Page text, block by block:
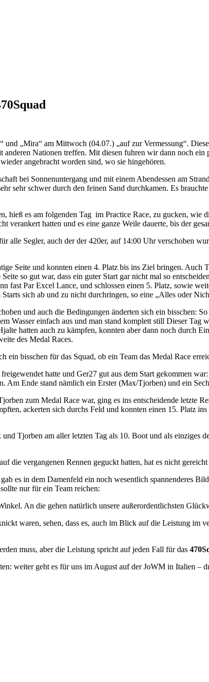
und „Mira“ am Mittwoch (04.07.) „auf zur Vermessung“.
anderen Nationen treffen. Mit diesen fuhren wir dann noch
angebracht worden sind, wo sie hingehören.
bei Sonnenuntergang und mit einem Abendessen am
sehr schwer durch den feinen Sand durchkamen. Es
hieß es am folgenden Tag im Practice Race, zu gucken,
verankert hatten und es eine ganze Weile dauerte, bis der
alle Segler, auch der der 420er, auf 14:00 Uhr verschoben
Seite und konnten einen 4. Platz bis ins Ziel bringen.
so gut war, dass ein guter Start gar nicht mal so
fast Par Excel Lance, und schlossen einen 5. Platz, sowie
sich ab und zu nicht durchringen, so eine „Alles oder
und auch die Bedingungen änderten sich ein bisschen:
Wasser einfach aus und man stand komplett still Dieser
hatten auch zu kämpfen, konnten aber dann noch durch
des Medal Races.
ein bisschen für das Squad, ob ein Team das Medal Race
hatte und Ger27 gut aus dem Start gekommen
Am Ende stand nämlich ein Erster (Max/Tjorben) und ein
zum Medal Race war, ging es ins entscheidende letzte
ackerten sich durchs Feld und konnten einen 15. Platz
Tjorben am aller letzten Tag als 10. Boot und als einziges
die vergangenen Rennen geguckt hatten, hat es nicht
es in dem Damenfeld ein noch wesentlich spannenderes
nur für ein Team reichen:
An die gehen natürlich unsere außerordentlichsten
waren, sehen, dass es, auch im Blick auf die Leistung im
muss, aber die Leistung spricht auf jeden Fall für das
weiter geht es für uns im August auf der JoWM in Italien –